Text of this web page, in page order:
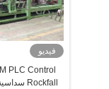
فيديو
Rockfall سداسية التراب آلة شبكة